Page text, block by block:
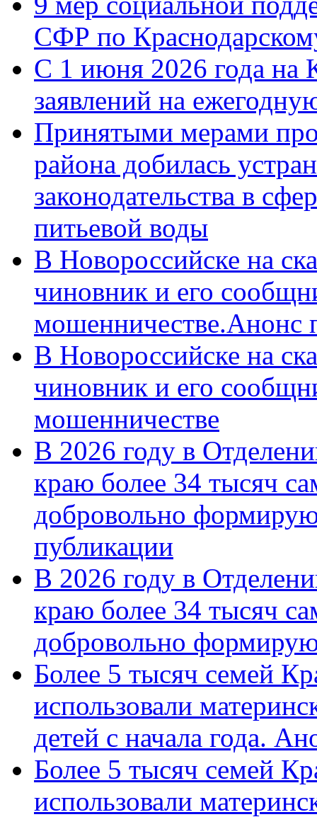
СФР по
С 1 июня 2026 года на
заявлений на
Принятыми мерами
района добилась
законодательства в
питьевой воды
В Новороссийске на
чиновник и его
мошенничестве.Анонс
В Новороссийске на
чиновник и его
мошенничестве
В 2026 году в
краю более 34 тысяч
добровольно
публикации
В 2026 году в
краю более 34 тысяч
добровольно
Более 5 тысяч семей
использовали
детей с начала года.
Более 5 тысяч семей
использовали